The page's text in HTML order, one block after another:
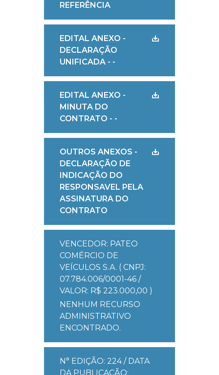
REFERÊNCIA
EDITAL ANEXO -
DECLARAÇÃO
UNIFICADA - -
EDITAL ANEXO -
MINUTA DO
CONTRATO - -
OUTROS ANEXOS -
DECLARAÇÃO DE
INDICAÇÃO DO
RESPONSAVEL PELA
ASSINATURA DO
CONTRATO
VENCEDOR: PATEO
COMÉRCIO DE
VEÍCULOS S.A. ( CNPJ:
07.784.006/0001-46 /
VALOR: R$ 223.000,00 )
NENHUM RECURSO
ADMINISTRATIVO
ENCONTRADO.
N° EDIÇÃO: 224 / DATA
DA PUBLICAÇÃO: